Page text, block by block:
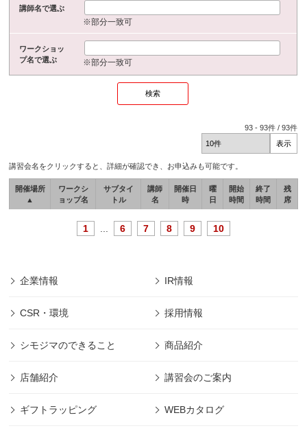
講師名で選ぶ
※部分一致可
ワークショッ
プ名で選ぶ
※部分一致可
93 -93件 /93件
講習会名をクリックすると、詳細が確認でき、お申込みも可能です。
開催場所
▲
ワークシ
ョップ名
サブタイ
トル
講師
名
開催日
時
曜
日
開始
時間
終了
時間
残
席
1 6 7 8 9 10
企業情報 IR情報
CSR・環境 採用情報
シモジマのできること 商品紹介
店舗紹介 講習会のご案内
ギフトラッピング WEBカタログ